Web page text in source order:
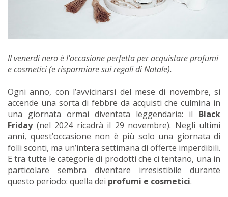
Il venerdì nero è l’occasione perfetta per acquistare profumi
e cosmetici (e risparmiare sui regali di Natale).
Ogni anno, con l’avvicinarsi del mese di novembre, si
accende una sorta di febbre da acquisti che culmina in
una giornata ormai diventata leggendaria: il Black
Friday(nel 2024 ricadrà il 29 novembre). Negli ultimi
anni, quest’occasione non è più solo una giornata di
folli sconti, ma un’intera settimana di offerte imperdibili.
E tra tutte le categorie di prodotti che ci tentano, una in
particolare sembra diventare irresistibile durante
questo periodo: quella dei profumi e cosmetici.